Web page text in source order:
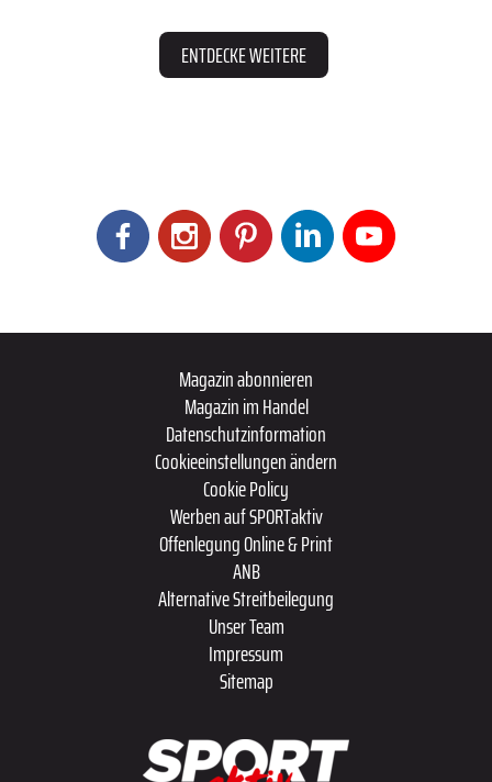
ENTDECKE WEITERE
Magazin abonnieren
Magazin im Handel
Datenschutzinformation
Cookieeinstellungen ändern
Cookie Policy
Werben auf SPORTaktiv
Offenlegung Online & Print
ANB
Alternative Streitbeilegung
Unser Team
Impressum
Sitemap